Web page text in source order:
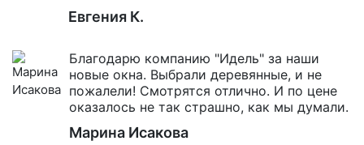
Евгения К.
Благодарю компанию "Идель" за наши
новые окна. Выбрали деревянные, и не
пожалели! Смотрятся отлично. И по цене
оказалось не так страшно, как мы думали.
Марина Исакова